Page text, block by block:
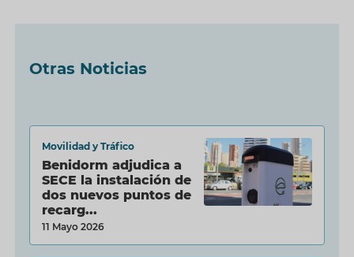
Otras Noticias
Movilidad y Tráfico
Benidorm adjudica a
SECE la instalación de
dos nuevos puntos de
recarg...
11 Mayo 2026